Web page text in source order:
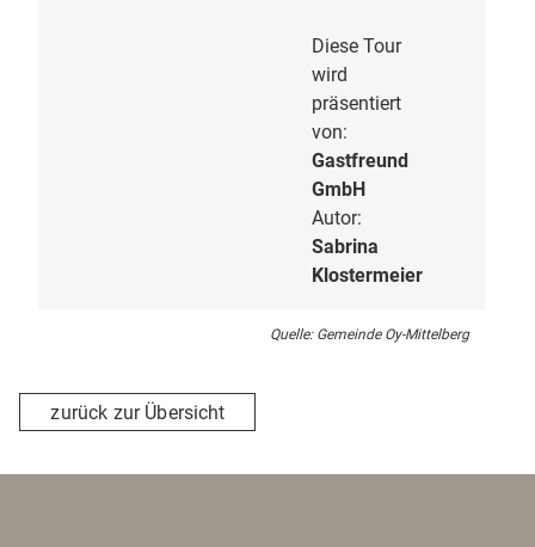
Diese Tour
wird
präsentiert
von:
Gastfreund
GmbH
Autor:
Sabrina
Klostermeier
Quelle: Gemeinde Oy-Mittelberg
zurück zur Übersicht